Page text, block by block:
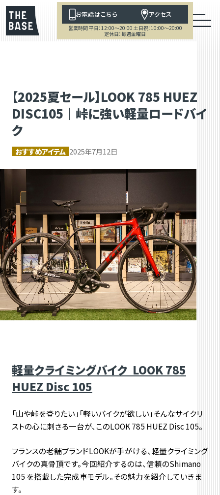
お電話はこちら アクセス
営業時間 平日：12:00～20:00 土日祝：10:00～20:00
定休日：毎週金曜日
【2025夏セール】LOOK 785 HUEZ
DISC105｜峠に強い軽量ロードバイ
ク
おすすめアイテム 2025年7月12日
軽量クライミングバイク LOOK 785
HUEZ Disc 105
「山や峠を登りたい」「軽いバイクが欲しい」そんなサイクリ
ストの心に刺さる一台が、このLOOK 785 HUEZ Disc 105。
フランスの老舗ブランドLOOKが手がける、 軽量クライミング
バイクの真骨頂です。今回紹介するのは、信頼のShimano
105 を搭載した完成車モデル。その魅力を紹介していきま
す。